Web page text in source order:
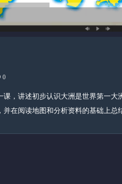
0
课，讲述初步认识大洲是世界第一
并在阅读地图和分析资料的基础上总